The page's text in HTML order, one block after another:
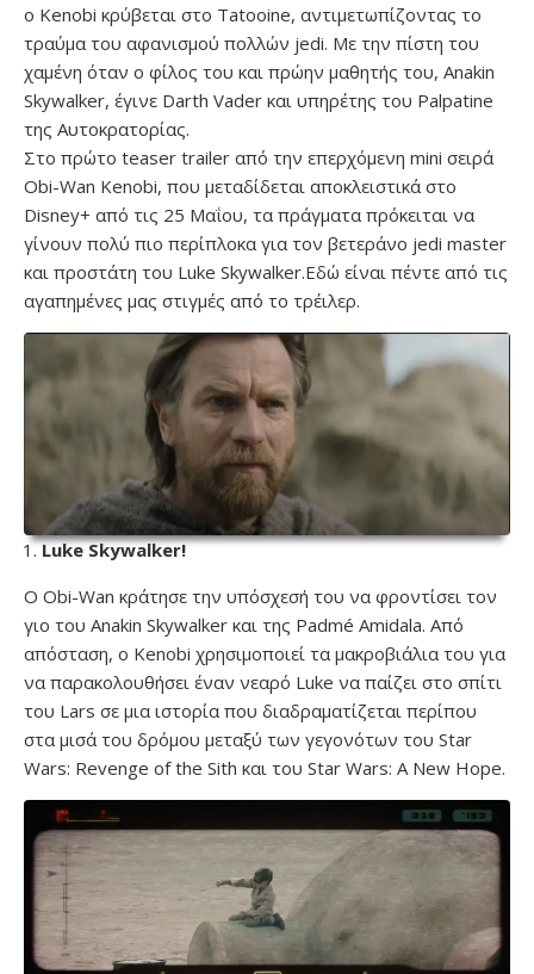
ο Kenobi κρύβεται στο Tatooine, αντιμετωπίζοντας το
τραύμα του αφανισμού πολλών jedi. Με την πίστη του
χαμένη όταν ο φίλος του και πρώην μαθητής του, Anakin
Skywalker, έγινε Darth Vader και υπηρέτης του Palpatine
της Αυτοκρατορίας.
Στο πρώτο teaser trailer από την επερχόμενη mini σειρά
Obi-Wan Kenobi, που μεταδίδεται αποκλειστικά στο
Disney+ από τις 25 Μαΐου, τα πράγματα πρόκειται να
γίνουν πολύ πιο περίπλοκα για τον βετεράνο jedi master
και προστάτη του Luke Skywalker.Εδώ είναι πέντε από τις
αγαπημένες μας στιγμές από το τρέιλερ.
Luke Skywalker!
Ο Obi-Wan κράτησε την υπόσχεσή του να φροντίσει τον
γιο του Anakin Skywalker και της Padmé Amidala. Από
απόσταση, ο Kenobi χρησιμοποιεί τα μακροβιάλια του για
να παρακολουθήσει έναν νεαρό Luke να παίζει στο σπίτι
του Lars σε μια ιστορία που διαδραματίζεται περίπου
στα μισά του δρόμου μεταξύ των γεγονότων του Star
Wars: Revenge of the Sith και του Star Wars: A New Hope.